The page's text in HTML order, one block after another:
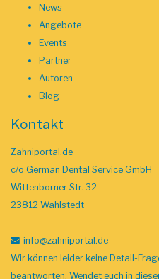
News
Angebote
Events
Partner
Autoren
Blog
Kontakt
Zahniportal.de
c/o German Dental Service GmbH
Wittenborner Str. 32
23812 Wahlstedt
info@zahniportal .de
Wir können leider keine Detail-
beantworten. Wendet euch in